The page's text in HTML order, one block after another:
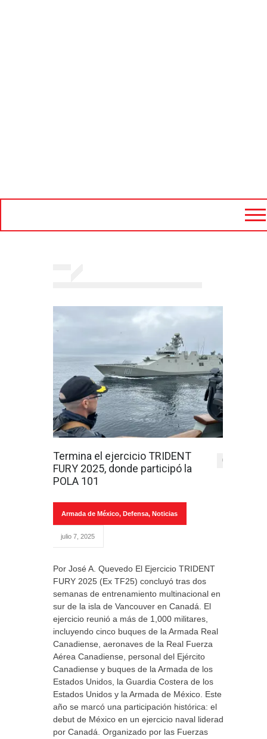
Termina el ejercicio TRIDENT
FURY 2025, donde participó la
POLA 101
0
Armada de México, Defensa, Noticias
julio 7, 2025
Por José A. Quevedo El Ejercicio TRIDENT
FURY 2025 (Ex TF25) concluyó tras dos
semanas de entrenamiento multinacional en el
sur de la isla de Vancouver en Canadá. El
ejercicio reunió a más de 1,000 militares,
incluyendo cinco buques de la Armada Real
Canadiense, aeronaves de la Real Fuerza
Aérea Canadiense, personal del Ejército
Canadiense y buques de la Armada de los
Estados Unidos, la Guardia Costera de los
Estados Unidos y la Armada de México. Este
año se marcó una participación histórica: el
debut de México en un ejercicio naval liderado
por Canadá. Organizado por las Fuerzas